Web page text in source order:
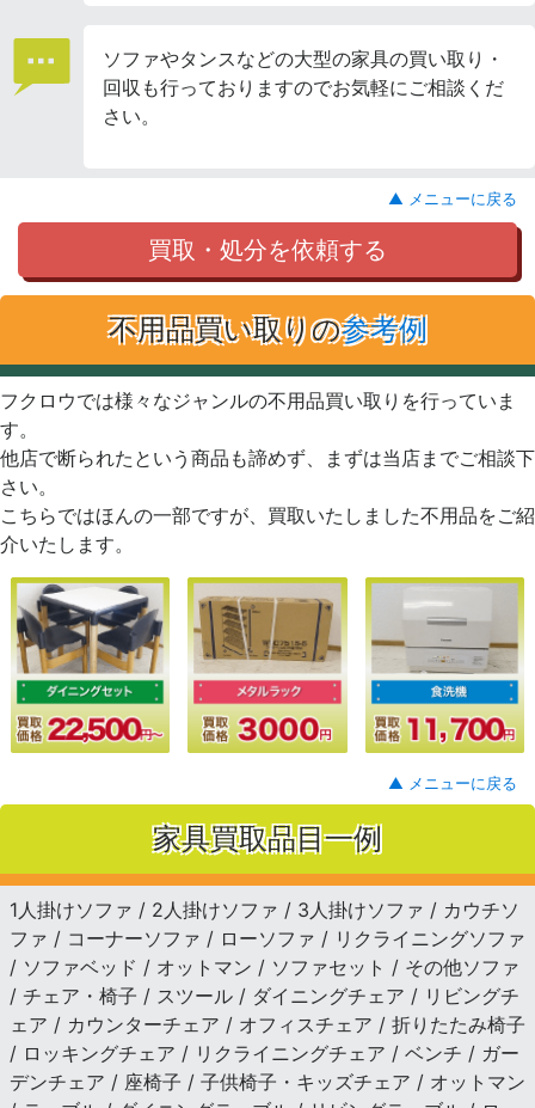
ソファやタンスなどの大型の家具の買い取り・
回収も行っておりますのでお気軽にご相談くだ
さい。
▲ メニューに戻る
買取・処分を依頼する
不用品買い取りの参考例
フクロウでは様々なジャンルの不用品買い取りを行っていま
す。
他店で断られたという商品も諦めず、まずは当店までご相談下
さい。
こちらではほんの一部ですが、買取いたしました不用品をご紹
介いたします。
▲ メニューに戻る
家具買取品目一例
1人掛けソファ / 2人掛けソファ / 3人掛けソファ / カウチソ
ファ / コーナーソファ / ローソファ / リクライニングソファ
/ ソファベッド / オットマン / ソファセット / その他ソファ
/ チェア・椅子 / スツール / ダイニングチェア / リビングチ
ェア / カウンターチェア / オフィスチェア / 折りたたみ椅子
/ ロッキングチェア / リクライニングチェア / ベンチ / ガー
デンチェア / 座椅子 / 子供椅子・キッズチェア / オットマン